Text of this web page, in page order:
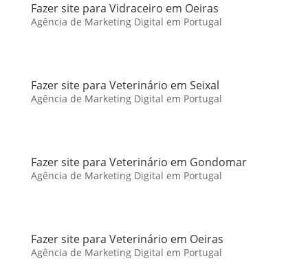
Fazer site para Vidraceiro em Oeiras
Agência de Marketing Digital em Portugal
Fazer site para Veterinário em Seixal
Agência de Marketing Digital em Portugal
Fazer site para Veterinário em Gondomar
Agência de Marketing Digital em Portugal
Fazer site para Veterinário em Oeiras
Agência de Marketing Digital em Portugal